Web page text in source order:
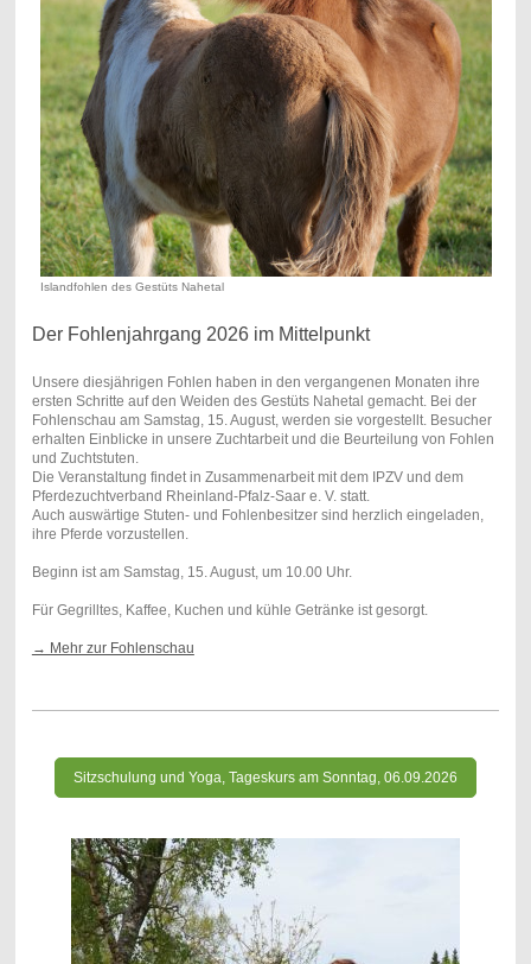
Islandfohlen des Gestüts Nahetal
Der Fohlenjahrgang 2026 im Mittelpunkt
Unsere diesjährigen Fohlen haben in den vergangenen Monaten ihre
ersten Schritte auf den Weiden des Gestüts Nahetal gemacht. Bei der
Fohlenschau am Samstag, 15. August, werden sie vorgestellt. Besucher
erhalten Einblicke in unsere Zuchtarbeit und die Beurteilung von Fohlen
und Zuchtstuten.
Die Veranstaltung findet in Zusammenarbeit mit dem IPZV und dem
Pferdezuchtverband Rheinland-Pfalz-Saar e. V. statt.
Auch auswärtige Stuten- und Fohlenbesitzer sind herzlich eingeladen,
ihre Pferde vorzustellen.
Beginn ist am Samstag, 15. August, um 10.00 Uhr.
Für Gegrilltes, Kaffee, Kuchen und kühle Getränke ist gesorgt.
→ Mehr zur Fohlenschau
Sitzschulung und Yoga, Tageskurs am Sonntag, 06.09.2026